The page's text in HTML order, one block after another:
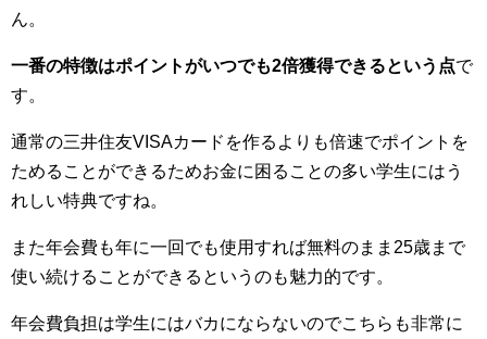
ん。
一番の特徴はポイントがいつでも2倍獲得できるという点で
す。
通常の三井住友VISAカードを作るよりも倍速でポイントを
ためることができるためお金に困ることの多い学生にはう
れしい特典ですね。
また年会費も年に一回でも使用すれば無料のまま25歳まで
使い続けることができるというのも魅力的です。
年会費負担は学生にはバカにならないのでこちらも非常に